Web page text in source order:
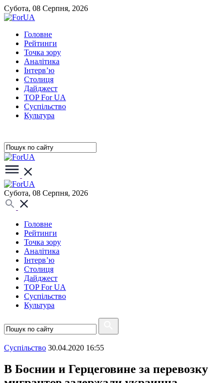
Субота, 08 Серпня, 2026
Головне
Рейтинги
Точка зору
Аналітика
Інтерв’ю
Столиця
Дайджест
TOP For UA
Суспiльство
Культура
Субота, 08 Серпня, 2026
Головне
Рейтинги
Точка зору
Аналітика
Інтерв’ю
Столиця
Дайджест
TOP For UA
Суспiльство
Культура
Суспiльство 30.04.2020 16:55
В Боснии и Герцеговине за перевозку